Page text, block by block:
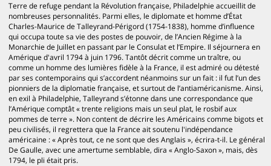
Terre de refuge pendant la Révolution française, Philadelphie accueillit de
nombreuses personnalités. Parmi elles, le diplomate et homme d’État
Charles-Maurice de Talleyrand-Périgord (1754-1838), homme d’influence
qui occupa toute sa vie des postes de pouvoir, de l’Ancien Régime à la
Monarchie de Juillet en passant par le Consulat et l’Empire. Il séjournera en
Amérique d'avril 1794 à juin 1796. Tantôt décrit comme un traître, ou
comme un homme des lumières fidèle à la France, il est admiré ou détesté
par ses contemporains qui s’accordent néanmoins sur un fait : il fut l’un des
pionniers de la diplomatie française, et surtout de l’antiaméricanisme. Ainsi,
en exil à Philadelphie, Talleyrand s’étonne dans une correspondance que
l’Amérique comptât « trente religions mais un seul plat, le rosbif aux
pommes de terre ». Non content de décrire les Américains comme bigots et
peu civilisés, il regrettera que la France ait soutenu l'indépendance
américaine : « Après tout, ce ne sont que des Anglais », écrira-t-il. Le général
De Gaulle, avec une amertume semblable, dira « Anglo-Saxon », mais, dès
1794, le pli était pris.